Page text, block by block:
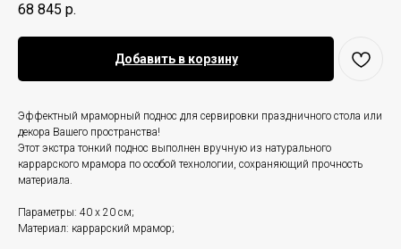
68 845 р.
Добавить в корзину
Эффектный мраморный поднос для сервировки праздничного стола или
декора Вашего пространства!
Этот экстра тонкий поднос выполнен вручную из натурального
каррарского мрамора по особой технологии, сохраняющий прочность
материала.
Параметры: 40 x 20 см;
Материал: каррарский мрамор;